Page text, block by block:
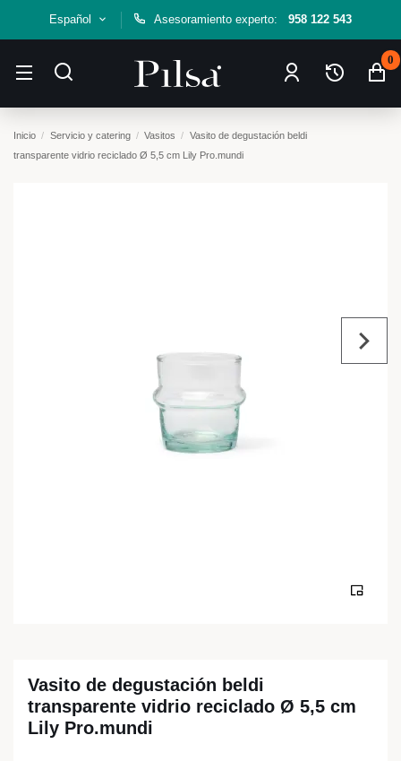
Español Asesoramiento experto: 958 122 543
0
Inicio Servicio y catering Vasitos
Vasito de degustación beldi
transparente vidrio reciclado Ø 5,5 cm Lily Pro.mundi
Vasito de degustación beldi
transparente vidrio reciclado Ø 5,5 cm
Lily Pro.mundi